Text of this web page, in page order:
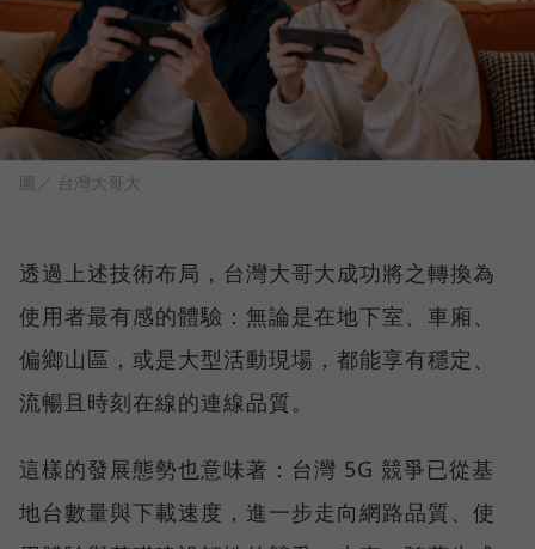
圖／ 台灣大哥大
透過上述技術布局，台灣大哥大成功將之轉換為
使用者最有感的體驗：無論是在地下室、車廂、
偏鄉山區，或是大型活動現場，都能享有穩定、
流暢且時刻在線的連線品質。
這樣的發展態勢也意味著：台灣 5G 競爭已從基
地台數量與下載速度，進一步走向網路品質、使